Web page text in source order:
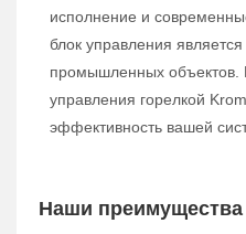
исполнение и
блок управления
промышленных объектов.
управления горелкой
эффективность вашей
Наши преимущества